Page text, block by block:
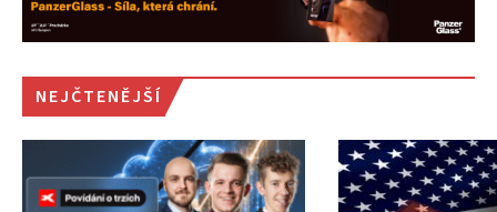
NEJČTENĚJŠÍ